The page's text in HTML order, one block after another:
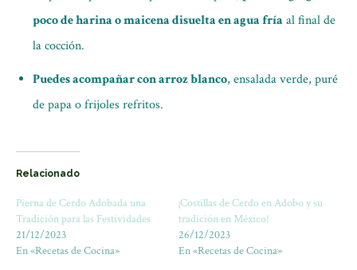
poco de harina o maicena disuelta en agua fría al final de
la cocción.
Puedes acompañar con arroz blanco, ensalada verde, puré
de papa o frijoles refritos.
Relacionado
Pierna de Cerdo Adobada una
Tradición para las Festividades
21/12/2023
En «Recetas de Cocina»
¡Costillas de Cerdo en Adobo y su
tradición en México!
26/12/2023
En «Recetas de Cocina»